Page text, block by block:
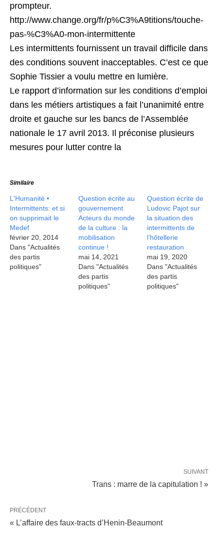
prompteur.
http://www.change.org/fr/p%C3%A9titions/touche-
pas-%C3%A0-mon-intermittente
Les intermittents fournissent un travail difficile dans
des conditions souvent inacceptables. C’est ce que
Sophie Tissier a voulu mettre en lumière.
Le rapport d’information sur les conditions d’emploi
dans les métiers artistiques a fait l’unanimité entre
droite et gauche sur les bancs de l’Assemblée
nationale le 17 avril 2013. Il préconise plusieurs
mesures pour lutter contre la
Similaire
L'Humanité •
Intermittents: et si
on supprimait le
Medef
février 20, 2014
Dans "Actualités
des partis
politiques"
Question écrite au
gouvernement.
Acteurs du monde
de la culture : la
mobilisation
continue !
mai 14, 2021
Dans "Actualités
des partis
politiques"
Question écrite de
Ludovic Pajot sur
la situation des
intermittents de
l’hôtellerie
restauration
mai 19, 2020
Dans "Actualités
des partis
politiques"
SUIVANT
Trans : marre de la capitulation ! »
PRÉCÉDENT
« L’affaire des faux-tracts d’Henin-Beaumont